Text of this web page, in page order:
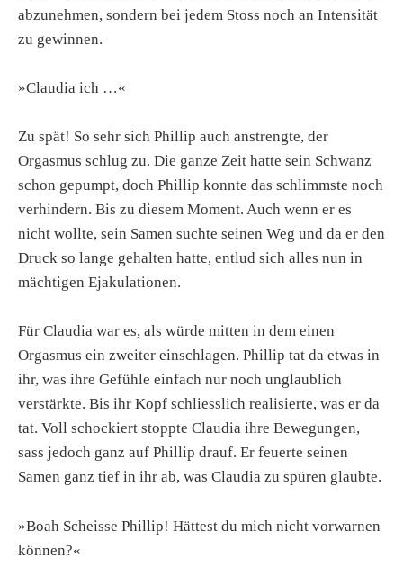
abzunehmen, sondern bei jedem Stoss noch an Intensität
zu gewinnen.
»Claudia ich …«
Zu spät! So sehr sich Phillip auch anstrengte, der
Orgasmus schlug zu. Die ganze Zeit hatte sein Schwanz
schon gepumpt, doch Phillip konnte das schlimmste noch
verhindern. Bis zu diesem Moment. Auch wenn er es
nicht wollte, sein Samen suchte seinen Weg und da er den
Druck so lange gehalten hatte, entlud sich alles nun in
mächtigen Ejakulationen.
Für Claudia war es, als würde mitten in dem einen
Orgasmus ein zweiter einschlagen. Phillip tat da etwas in
ihr, was ihre Gefühle einfach nur noch unglaublich
verstärkte. Bis ihr Kopf schliesslich realisierte, was er da
tat. Voll schockiert stoppte Claudia ihre Bewegungen,
sass jedoch ganz auf Phillip drauf. Er feuerte seinen
Samen ganz tief in ihr ab, was Claudia zu spüren glaubte.
»Boah Scheisse Phillip! Hättest du mich nicht vorwarnen
können?«